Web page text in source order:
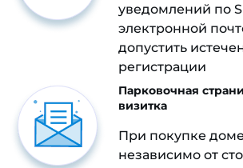
уведомлений по
электронной
допустить
регистрации
Парковочная
визитка
При покупке
независимо от